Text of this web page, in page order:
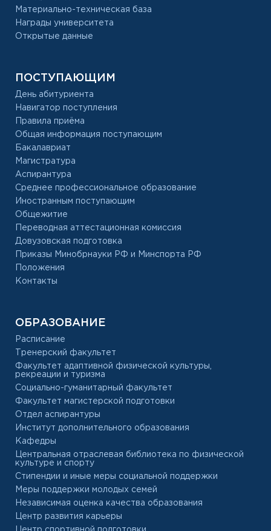
Материально-техническая база
Награды университета
Открытые данные
ПОСТУПАЮЩИМ
День абитуриента
Навигатор поступления
Правила приёма
Общая информация поступающим
Бакалавриат
Магистратура
Аспирантура
Среднее профессиональное образование
Иностранным поступающим
Общежитие
Переводная аттестационная комиссия
Довузовская подготовка
Приказы Минобрнауки РФ и Минспорта РФ
Положения
Контакты
ОБРАЗОВАНИЕ
Расписание
Тренерский факультет
Факультет адаптивной физической культуры,
рекреации и туризма
Социально-гуманитарный факультет
Факультет магистерской подготовки
Отдел аспирантуры
Институт дополнительного образования
Кафедры
Центральная отраслевая библиотека по физической
культуре и спорту
Стипендии и иные меры социальной поддержки
Меры поддержки молодых семей
Независимая оценка качества образования
Центр развития карьеры